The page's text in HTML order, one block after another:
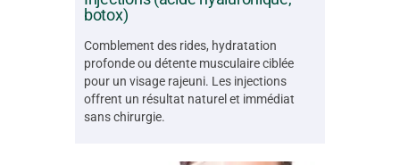
botox)
Comblement des rides, hydratation
profonde ou détente musculaire ciblée
pour un visage rajeuni. Les injections
offrent un résultat naturel et immédiat
sans chirurgie.